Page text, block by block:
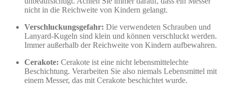
nicht in die Reichweite von Kindern gelangt.
Verschluckungsgefahr: Die verwendeten Schrauben und
Lanyard-Kugeln sind klein und können verschluckt werden.
Immer außerhalb der Reichweite von Kindern aufbewahren.
Cerakote: Cerakote ist eine nicht lebensmittelechte
Beschichtung. Verarbeiten Sie also niemals Lebensmittel mit
einem Messer, das mit Cerakote beschichtet wurde.